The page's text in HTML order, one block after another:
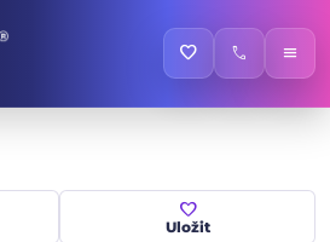
favorite call menu
favorite
Uložit